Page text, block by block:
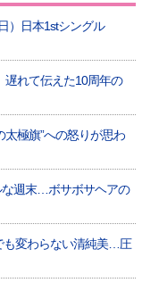
）日本1stシングル
遅れて伝えた10周年の
太極旗”への怒りが思わ
な週末…ボサボサヘアの
も変わらない清純美…圧